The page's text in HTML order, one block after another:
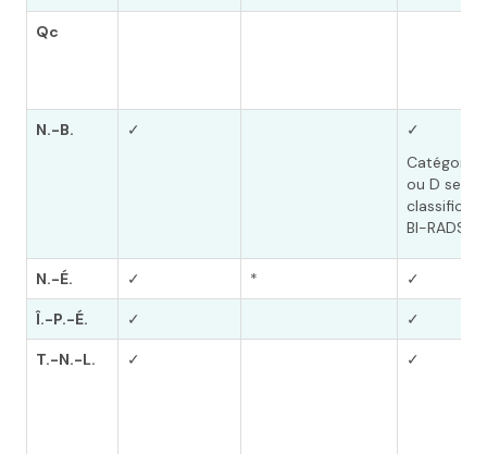
Qc
N.-B. ✓
✓
Catégorie
ou D selon
BI-RADS
N.-É. ✓ * ✓
Î.-P.-É. ✓ ✓
T.-N.-L. ✓ ✓